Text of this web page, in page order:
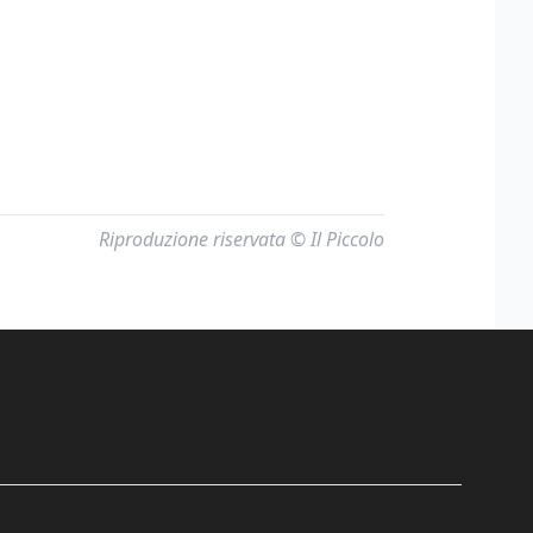
Riproduzione riservata © Il Piccolo